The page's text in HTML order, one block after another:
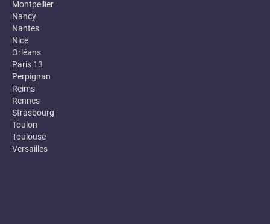
Montpellier
Nancy
Nantes
Nice
Orléans
Paris 13
Perpignan
Reims
Rennes
Strasbourg
Toulon
Toulouse
Versailles